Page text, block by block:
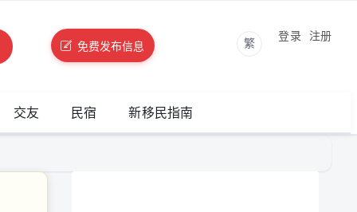
免费发布信息 繁
登录 注册
交友 民宿 新移民指南